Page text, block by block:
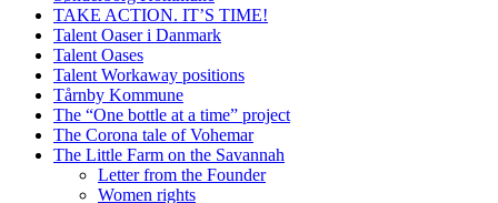
TAKE ACTION. IT’S TIME!
Talent Oaser i Danmark
Talent Oases
Talent Workaway positions
Tårnby Kommune
The “One bottle at a time” project
The Corona tale of Vohemar
The Little Farm on the Savannah
Letter from the Founder
Women rights